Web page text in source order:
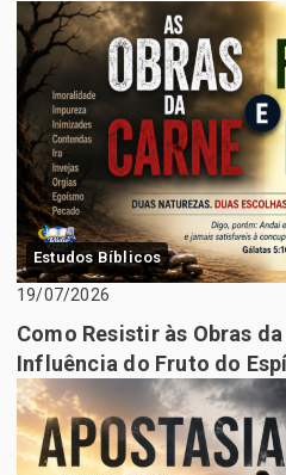
Estudos Bíblicos
19/07/2026
Como Resistir às Obras
Influência do Fruto do